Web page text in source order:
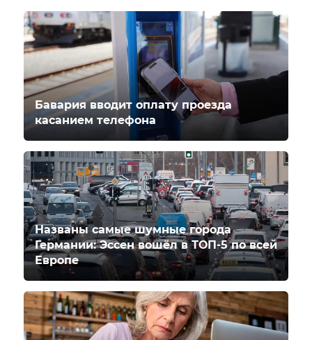
Бавария вводит оплату проезда
касанием телефона
Названы самые шумные города
Германии: Эссен вошёл в ТОП-5 по всей
Европе